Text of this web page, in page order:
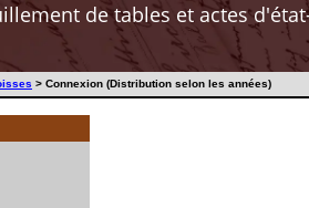
de tables et actes
> Connexion (Distribution selon les années)